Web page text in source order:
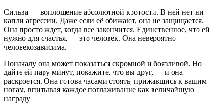
Сильва — воплощение абсолютной кротости. В ней нет ни
капли агрессии. Даже если её обижают, она не защищается.
Она просто ждет, когда все закончится. Единственное, что ей
нужно для счастья, — это человек. Она невероятно
человекозависима.
Поначалу она может показаться скромной и боязливой. Но
дайте ей пару минут, покажите, что вы друг, — и она
раскроется. Она готова часами стоять, прижавшись к вашим
ногам, впитывая каждое поглаживание как величайшую
награду